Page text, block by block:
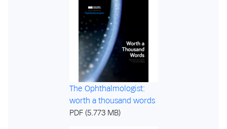
The Ophthalmologist:
worth a thousand words
PDF (5.773 MB)